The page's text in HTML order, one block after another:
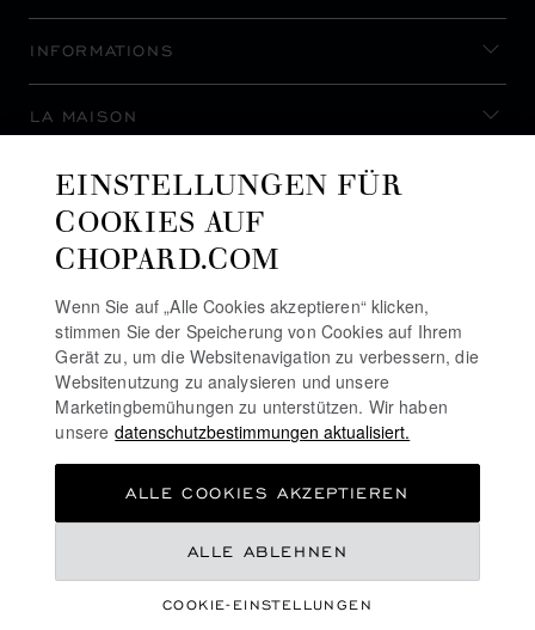
ZUM WARENKORB HINZUFÜGEN
INFORMATIONS
LA MAISON
AUF DEM LAUFENDEN BLEIBEN
NEWSLETTER ABONNIEREN
COOKIE-RICHTLINIE
EINSTELLUNGEN FÜR
COOKIES AUF
CHOPARD.COM
Wenn Sie auf „Alle Cookies akzeptieren“ klicken,
stimmen Sie der Speicherung von Cookies auf Ihrem
Gerät zu, um die Websitenavigation zu verbessern, die
Websitenutzung zu analysieren und unsere
Marketingbemühungen zu unterstützen. Wir haben
unsere datenschutzbestimmungen aktualisiert.
COOKIE-EINSTELLUNGEN
ALLE ABLEHNEN
ALLE COOKIES AKZEPTIEREN